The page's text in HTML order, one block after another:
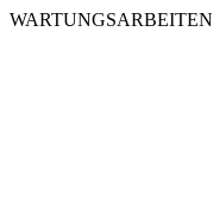
WARTUNGSARBEITEN